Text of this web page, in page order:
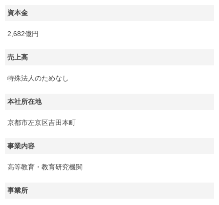
資本金
2,682億円
売上高
特殊法人のためなし
本社所在地
京都市左京区吉田本町
事業内容
高等教育・教育研究機関
事業所